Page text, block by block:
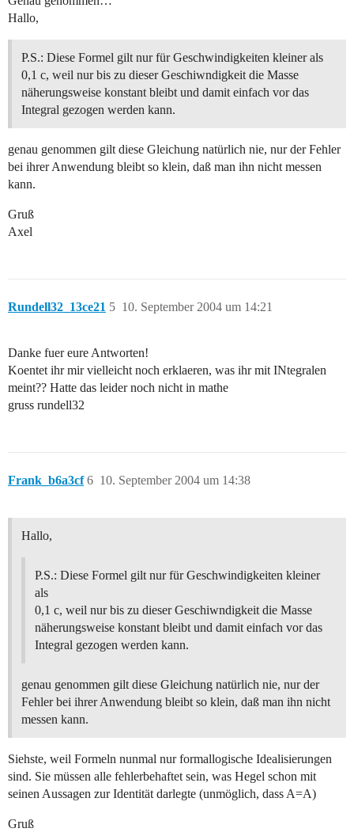
Hallo,
P.S.: Diese Formel gilt nur für Geschwindigkeiten kleiner als
0,1 c, weil nur bis zu dieser Geschiwndigkeit die Masse
näherungsweise konstant bleibt und damit einfach vor das
Integral gezogen werden kann.
genau genommen gilt diese Gleichung natürlich nie, nur der Fehler
bei ihrer Anwendung bleibt so klein, daß man ihn nicht messen
kann.
Gruß
Axel
Rundell32_13ce21 10. September 2004 um 14:21
5
Danke fuer eure Antworten!
Koentet ihr mir vielleicht noch erklaeren, was ihr mit INtegralen
meint?? Hatte das leider noch nicht in mathe
gruss rundell32
Frank_b6a3cf 10. September 2004 um 14:38
6
Hallo,
P.S.: Diese Formel gilt nur für Geschwindigkeiten kleiner
als
0,1 c, weil nur bis zu dieser Geschiwndigkeit die Masse
näherungsweise konstant bleibt und damit einfach vor das
Integral gezogen werden kann.
genau genommen gilt diese Gleichung natürlich nie, nur der
Fehler bei ihrer Anwendung bleibt so klein, daß man ihn nicht
messen kann.
Siehste, weil Formeln nunmal nur formallogische Idealisierungen
sind. Sie müssen alle fehlerbehaftet sein, was Hegel schon mit
seinen Aussagen zur Identität darlegte (unmöglich, dass A=A)
Gruß